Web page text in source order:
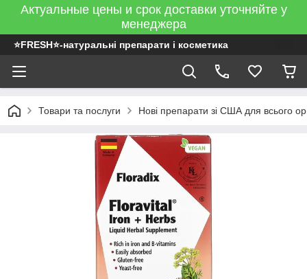
Актуальные цены и срок доставки уточняйте у
менеджера
⭐FRESH⭐-натуральні препарати і косметика
Товари та послуги Нові препарати зі США для всього